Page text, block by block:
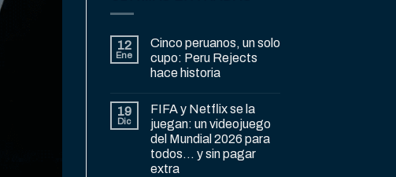
12
Ene
Cinco peruanos, un solo
cupo: Peru Rejects
hace historia
19
Dic
FIFA y Netflix se la
juegan: un videojuego
del Mundial 2026 para
todos… y sin pagar
extra